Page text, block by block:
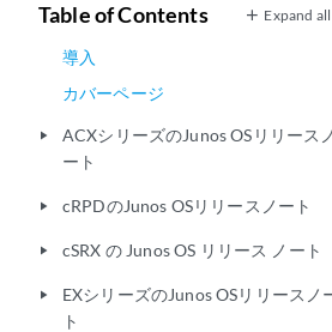
Table of Contents Expand all
導入
カバーページ
play_arrow
ACXシリーズのJunos OSリリースノ
ート
play_arrow cRPDのJunos OSリリースノート
play_arrow cSRX の Junos OS リリース ノート
play_arrow
EXシリーズのJunos OSリリースノ
ト